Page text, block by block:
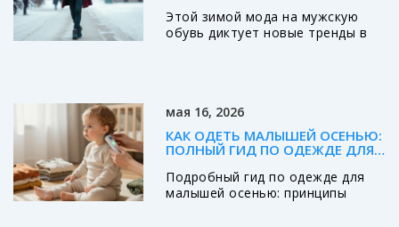
Этой зимой мода на мужскую
обувь диктует новые тренды в
добавить уверенности в зимний
гардероб. Мы рассмотрим
основные цветовые тренды,
которые доминируют в сезоне, и
дадим советы по их сочетанию с
повседневной одеждой. Узнайте,
мая 16, 2026
КАК ОДЕТЬ МАЛЫШЕЙ ОСЕНЬЮ:
ПОЛНЫЙ ГИД ПО ОДЕЖДЕ ДЛЯ
Подробный гид по одежде для
малышей осенью: принципы